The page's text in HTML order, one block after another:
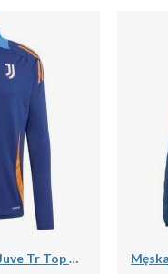
Bluza Adidas Sport Juve Tr Top Dorosłych